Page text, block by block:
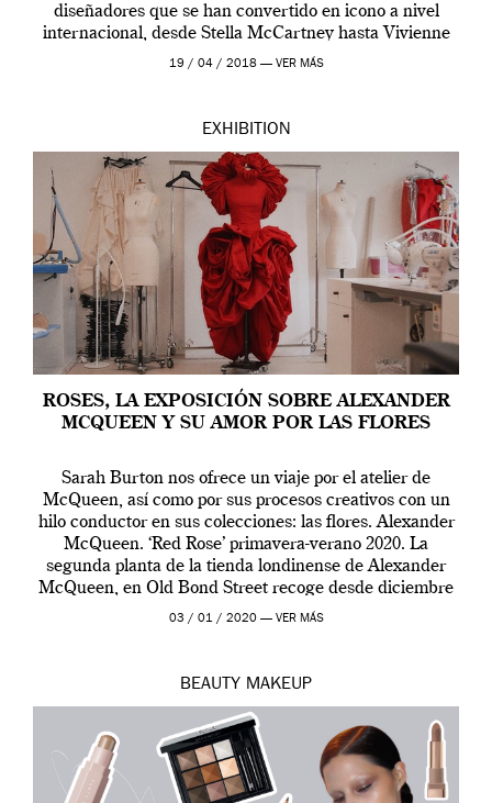
diseñadores que se han convertido en icono a nivel
internacional, desde Stella McCartney hasta Vivienne
Westwood pasando […]
19 / 04 / 2018 — VER MÁS
EXHIBITION
ROSES, LA EXPOSICIÓN SOBRE ALEXANDER
MCQUEEN Y SU AMOR POR LAS FLORES
Sarah Burton nos ofrece un viaje por el atelier de
McQueen, así como por sus procesos creativos con un
hilo conductor en sus colecciones: las flores. Alexander
McQueen. ‘Red Rose’ primavera-verano 2020. La
segunda planta de la tienda londinense de Alexander
McQueen, en Old Bond Street recoge desde diciembre
de 2019 hasta final de abril […]
03 / 01 / 2020 — VER MÁS
BEAUTY MAKEUP